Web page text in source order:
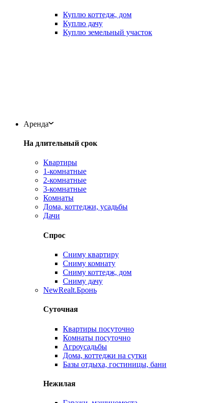
Куплю коттедж, дом
Куплю дачу
Куплю земельный участок
Аренда
На длительный срок
Квартиры
1-комнатные
2-комнатные
3-комнатные
Комнаты
Дома, коттеджи, усадьбы
Дачи
Спрос
Сниму квартиру
Сниму комнату
Сниму коттедж, дом
Сниму дачу
NewRealt.Бронь
Суточная
Квартиры посуточно
Комнаты посуточно
Агроусадьбы
Дома, коттеджи на сутки
Базы отдыха, гостиницы, бани
Нежилая